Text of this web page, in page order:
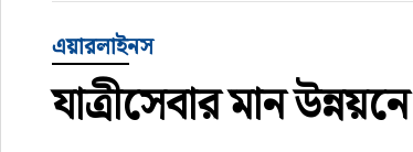
বিদেশযাত্রা
প্রবাস
এয়ারলাইনস
যাত্রীসেবার মান